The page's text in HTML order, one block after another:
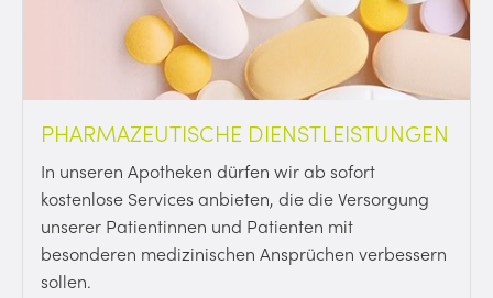
PHARMAZEUTISCHE DIENSTLEISTUNGEN
In unseren Apotheken dürfen wir ab sofort
kostenlose Services anbieten, die die Versorgung
unserer Patientinnen und Patienten mit
besonderen medizinischen Ansprüchen verbessern
sollen.